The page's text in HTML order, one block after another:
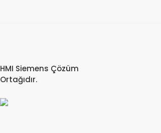
HMI Siemens Çözüm
Ortağıdır.